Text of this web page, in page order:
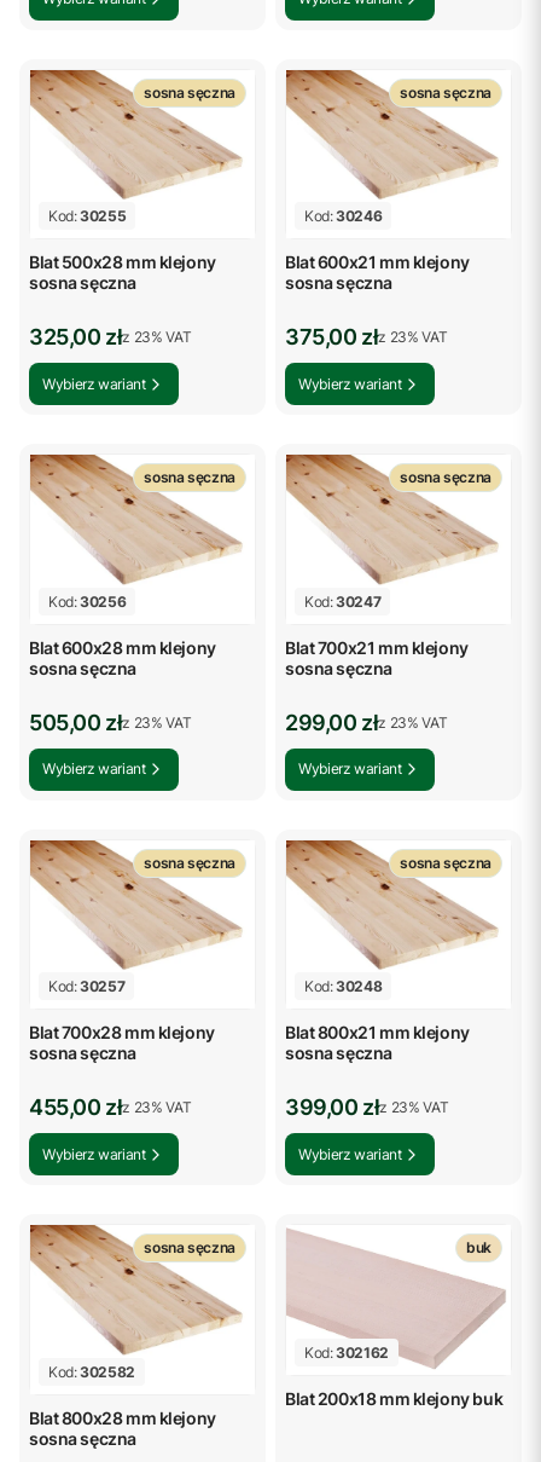
Kod:30255
sosna sęczna
Blat 500x28 mm klejony
sosna sęczna
Cena brutto
325,00 złz %s VAT
z 23% VAT
Wybierz wariant
Kod:30246
sosna sęczna
Blat 600x21 mm klejony
sosna sęczna
Cena brutto
375,00 złz %s VAT
z 23% VAT
Wybierz wariant
Kod:30256
sosna sęczna
Blat 600x28 mm klejony
sosna sęczna
Cena brutto
505,00 złz %s VAT
z 23% VAT
Wybierz wariant
Kod:30247
sosna sęczna
Blat 700x21 mm klejony
sosna sęczna
Cena brutto
299,00 złz %s VAT
z 23% VAT
Wybierz wariant
Kod:30257
sosna sęczna
Blat 700x28 mm klejony
sosna sęczna
Cena brutto
455,00 złz %s VAT
z 23% VAT
Wybierz wariant
Kod:30248
sosna sęczna
Blat 800x21 mm klejony
sosna sęczna
Cena brutto
399,00 złz %s VAT
z 23% VAT
Wybierz wariant
Kod:302582
sosna sęczna
Blat 800x28 mm klejony
sosna sęczna
Kod:302162
buk
Blat 200x18 mm klejony buk